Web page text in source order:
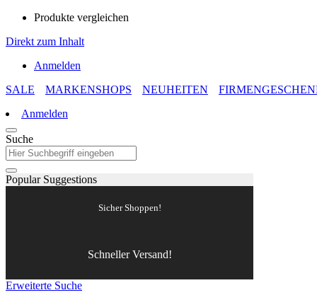
Produkte vergleichen
Direkt zum Inhalt
Anmelden
SALE
MARKENSHOPS NEUHEITEN
Anmelden
Suche
Popular Suggestions
Sicher Shoppen!
Schneller Versand!
Erweiterte Suche